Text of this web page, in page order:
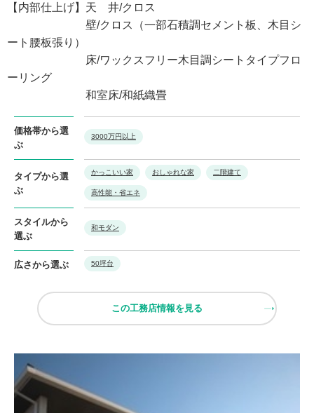
【内部仕上げ】天 井/クロス
壁/クロス（一部石積調セメント板、木目シ
ート腰板張り）
床/ワックスフリー木目調シートタイプフロ
ーリング
和室床/和紙織畳
価格帯から選
ぶ
3000万円以上
タイプから選
ぶ
かっこいい家 おしゃれな家 二階建て
高性能・省エネ
スタイルから
選ぶ
和モダン
広さから選ぶ 50坪台
この工務店情報を見る